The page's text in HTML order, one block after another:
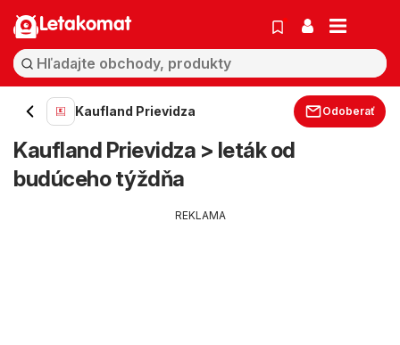
Letakomat
Kaufland Prievidza Odoberať
Kaufland Prievidza > leták od
budúceho týždňa
REKLAMA